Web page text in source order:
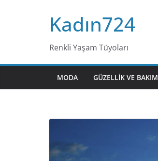
Kadın724
Renkli Yaşam Tüyoları
MODA GÜZELLIK VE BAKIM